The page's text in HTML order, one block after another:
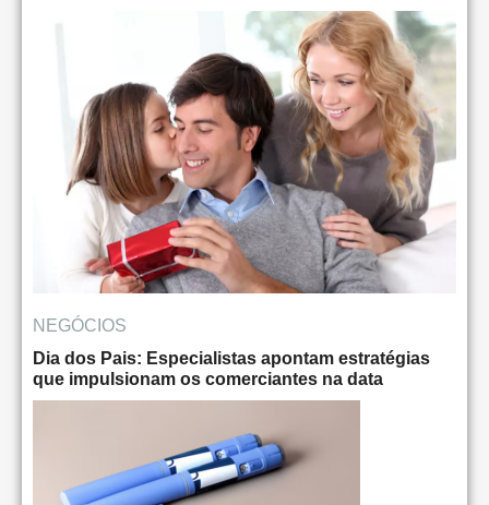
NEGÓCIOS
Dia dos Pais: Especialistas apontam estratégias
que impulsionam os comerciantes na data